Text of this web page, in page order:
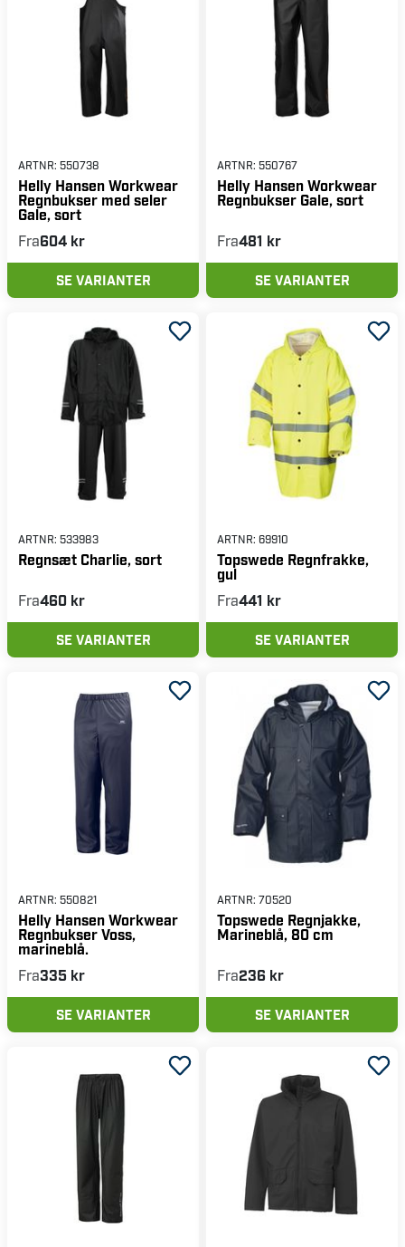
ARTNR: 550738
Helly Hansen Workwear
Regnbukser med seler
Gale, sort
Fra604 kr
SE VARIANTER
ARTNR: 550767
Helly Hansen Workwear
Regnbukser Gale, sort
Fra481 kr
SE VARIANTER
ARTNR: 533983
Regnsæt Charlie, sort
Fra460 kr
SE VARIANTER
ARTNR: 69910
Topswede Regnfrakke,
gul
Fra441 kr
SE VARIANTER
ARTNR: 550821
Helly Hansen Workwear
Regnbukser Voss,
marineblå.
Fra335 kr
SE VARIANTER
ARTNR: 70520
Topswede Regnjakke,
Marineblå, 80 cm
Fra236 kr
SE VARIANTER